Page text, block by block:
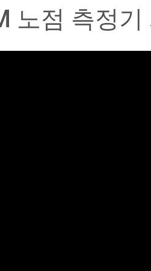
노점 측정기